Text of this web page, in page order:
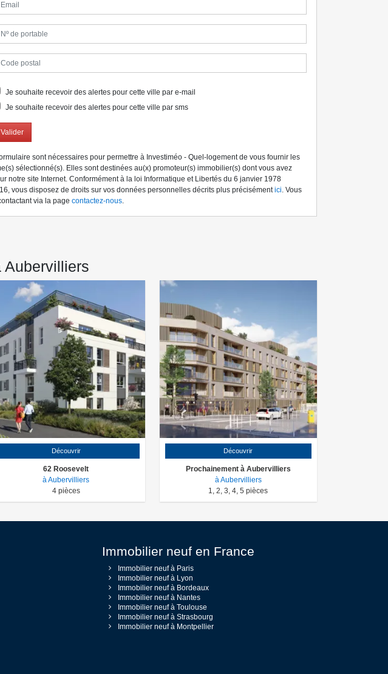
Je souhaite recevoir des alertes pour cette ville par e-mail
Je souhaite recevoir des alertes pour cette ville par sms
Valider
sont nécessaires pour permettre à Investiméo - Quel-logement de vous fournir les
sélectionné(s). Elles sont destinées au(x) promoteur(s) immobilier(s) dont vous avez
notre site Internet. Conformément à la loi Informatique et Libertés du 6 janvier 1978
vous disposez de droits sur vos données personnelles décrits plus précisémentici . Vous
via la page contactez-nous
Aubervilliers
Découvrir
62 Roosevelt
à Aubervilliers
4 pièces
Découvrir
Prochainement à Aubervilliers
à Aubervilliers
1
2 3 4 5 pièces
Immobilier neuf en France
Immobilier neuf à Paris
Immobilier neuf à Lyon
Immobilier neuf à Bordeaux
Immobilier neuf à Nantes
Immobilier neuf à Toulouse
Immobilier neuf à Strasbourg
Immobilier neuf à Montpellier